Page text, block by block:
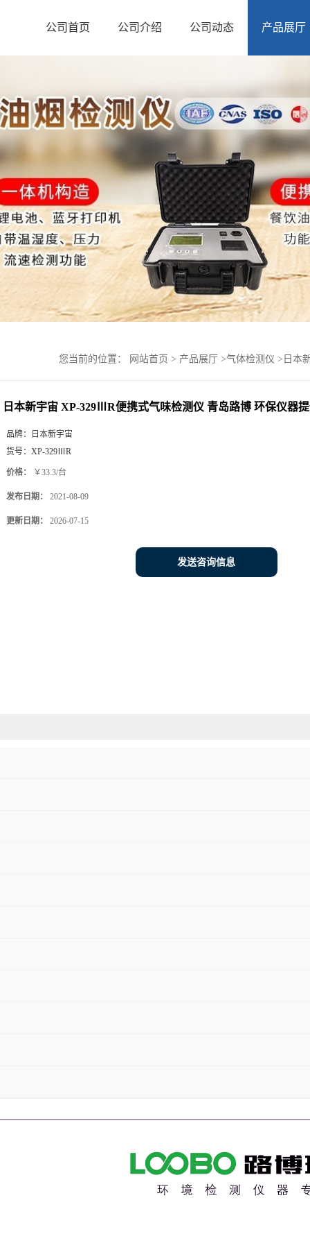
公司首页 公司介绍 公司动态 产品展厅
您当前的位置： 网站首页 > 产品展厅 >气体检测仪 > 日本
日本新宇宙 XP-329ⅢR便携式气味检测仪 青岛路博 环保仪器
品牌：
日本新宇宙
货号： XP-329ⅢR
价格： ￥33.3/台
发布日期： 2021-08-09
更新日期： 2026-07-15
发送咨询信息